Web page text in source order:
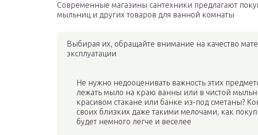
Современные магазины сантехники предлагают
мыльниц и других товаров для ванной комнаты
Выбирая их, обращайте внимание на качество
эксплуатации
Не нужно недооценивать важность этих
лежать мыло на краю ванны или в чистой
красивом стакане или банке из-под сметаны?
своих близких даже такими мелочами, как
будет немного легче и веселее